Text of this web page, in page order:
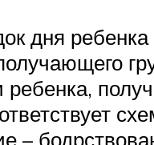
дня ребенка
ребенка,
–